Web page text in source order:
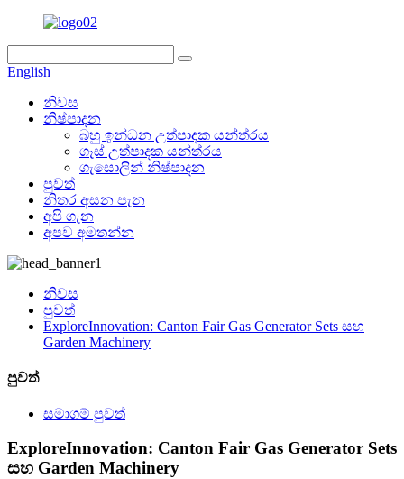
English
නිවස
නිෂ්පාදන
බහු ඉන්ධන උත්පාදක යන්ත්රය
ගෑස් උත්පාදක යන්ත්රය
ගැසොලින් නිෂ්පාදන
පුවත්
නිතර අසන පැන
අපි ගැන
අපව අමතන්න
නිවස
පුවත්
ExploreInnovation: Canton Fair Gas Generator Sets සහ
Garden Machinery
පුවත්
සමාගම් පුවත්
ExploreInnovation: Canton Fair Gas Generator Sets
සහ Garden Machinery